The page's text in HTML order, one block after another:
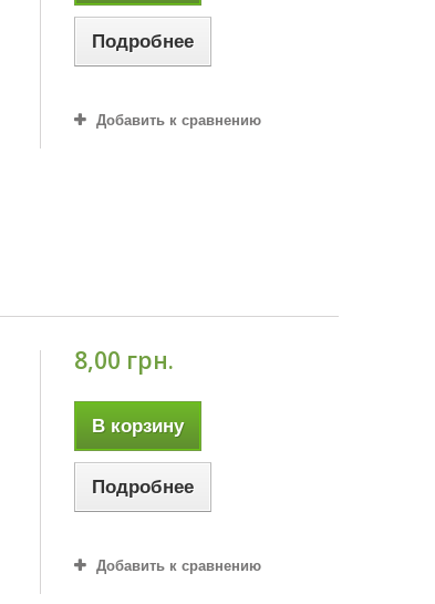
Подробнее
Добавить к сравнению
8,00 грн.
В корзину
Подробнее
Добавить к сравнению